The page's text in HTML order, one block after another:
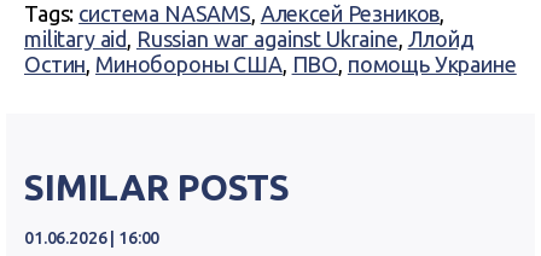
Tags: система NASAMS, Алексей Резников,
military aid, Russian war against Ukraine, Ллойд
Остин, Минобороны США, ПВО, помощь Украине
SIMILAR POSTS
01.06.2026 | 16:00